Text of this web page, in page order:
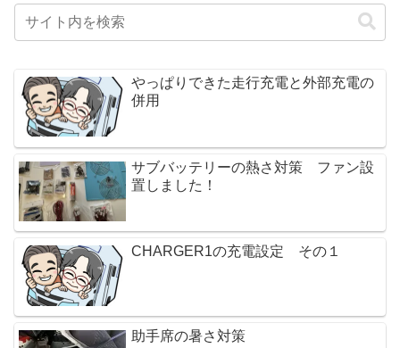
やっぱりできた走行充電と外部充電の
併用
サブバッテリーの熱さ対策 ファン設
置しました！
CHARGER1の充電設定 その１
助手席の暑さ対策